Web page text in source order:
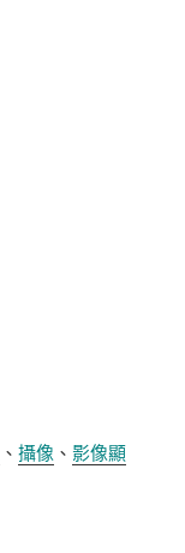
、攝像 、影像顯